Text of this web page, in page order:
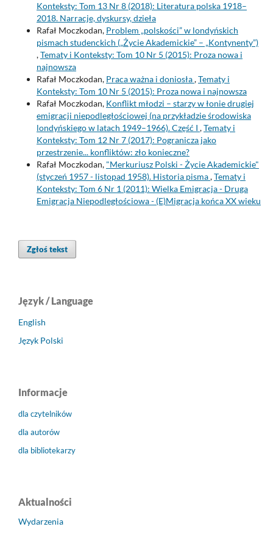
Konteksty: Tom 13 Nr 8 (2018): Literatura polska 1918–
2018. Narracje, dyskursy, dzieła
Rafał Moczkodan, Problem „polskości” w londyńskich
pismach studenckich („Życie Akademickie” – „Kontynenty”)
,Tematy i Konteksty: Tom 10 Nr 5 (2015): Proza nowa i
najnowsza
Rafał Moczkodan, Praca ważna i doniosła,Tematy i
Konteksty: Tom 10 Nr 5 (2015): Proza nowa i najnowsza
Rafał Moczkodan, Konflikt młodzi – starzy w łonie drugiej
emigracji niepodległościowej (na przykładzie środowiska
londyńskiego w latach 1949–1966). Część I ,Tematy i
Konteksty: Tom 12 Nr 7 (2017): Pogranicza jako
przestrzenie... konfliktów: zło konieczne?
Rafał Moczkodan, "Merkuriusz Polski - Życie Akademickie"
(styczeń 1957 - listopad 1958). Historia pisma,Tematy i
Konteksty: Tom 6 Nr 1 (2011): Wielka Emigracja - Druga
Emigracja Niepodległościowa - (E)Migracja końca XX wieku
Zgłoś tekst
Język / Language
English
Język Polski
Informacje
dla czytelników
dla autorów
dla bibliotekarzy
Aktualności
Wydarzenia